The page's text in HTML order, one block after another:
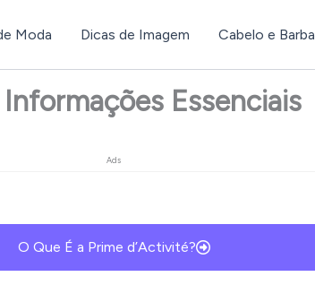
Moda Dicas de Imagem Cabelo e Barba
Essenciais
Ads
O Que É a Prime d’Activité?